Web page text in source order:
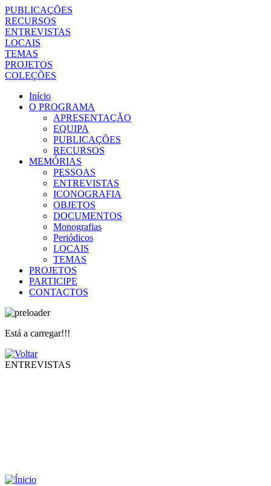
PUBLICAÇÕES
RECURSOS
ENTREVISTAS
LOCAIS
TEMAS
PROJETOS
COLEÇÕES
Início
O PROGRAMA
APRESENTAÇÃO
EQUIPA
PUBLICAÇÕES
RECURSOS
MEMÓRIAS
PESSOAS
ENTREVISTAS
ICONOGRAFIA
OBJETOS
DOCUMENTOS
Monografias
Periódicos
LOCAIS
TEMAS
PROJETOS
PARTICIPE
CONTACTOS
Está a carregar!!!
ENTREVISTAS